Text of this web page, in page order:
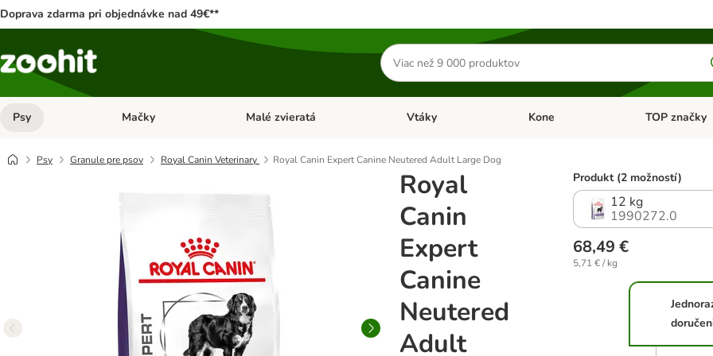
Doprava zdarma pri objednávke nad 49€**
Hľadať
produkty
Psy Otvoriť menu: Psy
Mačky Otvoriť menu: Mačky
Malé zvieratá Otvoriť menu: Malé zvieratá
Vtáky Otvoriť menu: Vtáky
Kone Otvoriť menu:
TOP značky
Psy Granule pre psov Royal Canin Veterinary Royal Canin Expert Canine Neutered Adult Large Dog
Royal
Canin
Expert
Canine
Neutered
Adult
Produkt (2 možností)
12 kg
1990272.0
68,49 €
5,71 € / kg